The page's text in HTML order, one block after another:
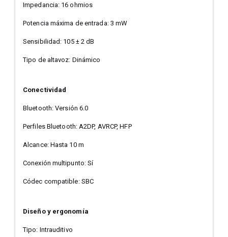
Impedancia: 16 ohmios
Potencia máxima de entrada: 3 mW
Sensibilidad: 105 ± 2 dB
Tipo de altavoz: Dinámico
Conectividad
Bluetooth: Versión 6.0
Perfiles Bluetooth: A2DP, AVRCP, HFP
Alcance: Hasta 10 m
Conexión multipunto: Sí
Códec compatible: SBC
Diseño y ergonomía
Tipo: Intrauditivo